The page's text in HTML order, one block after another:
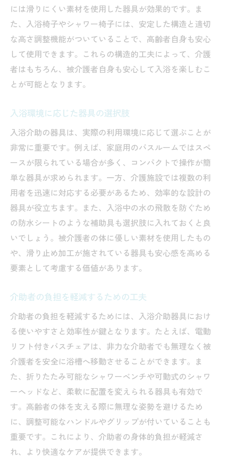
には滑りにくい素材を使用した器具が効果的です。ま
た、入浴椅子やシャワー椅子には、安定した構造と適切
な高さ調整機能がついていることで、高齢者自身も安心
して使用できます。これらの構造的工夫によって、介護
者はもちろん、被介護者自身も安心して入浴を楽しむこ
とが可能となります。
入浴環境に応じた器具の選択肢
入浴介助の器具は、実際の利用環境に応じて選ぶことが
非常に重要です。例えば、家庭用のバスルームではスペ
ースが限られている場合が多く、コンパクトで操作が簡
単な器具が求められます。一方、介護施設では複数の利
用者を迅速に対応する必要があるため、効率的な設計の
器具が役立ちます。また、入浴中の水の飛散を防ぐため
の防水シートのような補助具も選択肢に入れておくと良
いでしょう。被介護者の体に優しい素材を使用したもの
や、滑り止め加工が施されている器具も安心感を高める
要素として考慮する価値があります。
介助者の負担を軽減するための工夫
介助者の負担を軽減するためには、入浴介助器具におけ
る使いやすさと効率性が鍵となります。たとえば、電動
リフト付きバスチェアは、非力な介助者でも無理なく被
介護者を安全に浴槽へ移動させることができます。ま
た、折りたたみ可能なシャワーベンチや可動式のシャワ
ーヘッドなど、柔軟に配置を変えられる器具も有効で
す。高齢者の体を支える際に無理な姿勢を避けるため
に、調整可能なハンドルやグリップが付いていることも
重要です。これにより、介助者の身体的負担が軽減さ
れ、より快適なケアが提供できます。